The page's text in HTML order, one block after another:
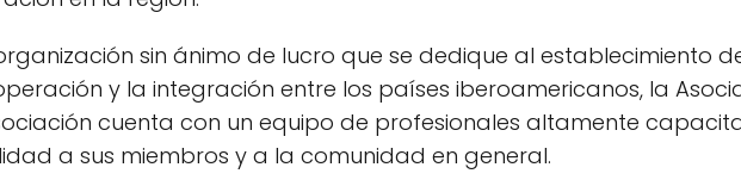
sin ánimo de lucro que se dedique al establecimiento
y la integración entre los países iberoamericanos, la
cuenta con un equipo de profesionales altamente
a sus miembros y a la comunidad en general.